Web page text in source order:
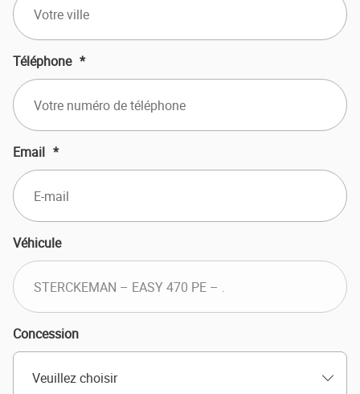
Téléphone *
Email *
Véhicule
Concession
Veuillez choisir